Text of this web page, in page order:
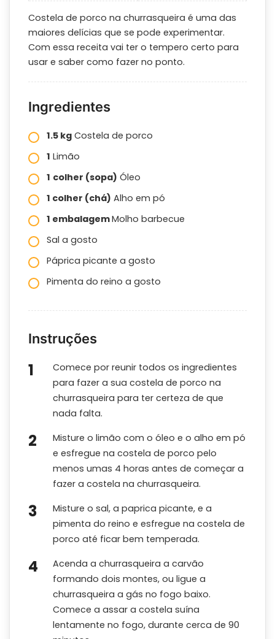
Costela de porco na churrasqueira é uma das
maiores delícias que se pode experimentar.
Com essa receita vai ter o tempero certo para
usar e saber como fazer no ponto.
Ingredientes
1.5 kg Costela de porco
1 Limão
1 colher (sopa) Óleo
1 colher (chá) Alho em pó
1 embalagemMolho barbecue
Sal a gosto
Páprica picante a gosto
Pimenta do reino a gosto
Instruções
Comece por reunir todos os ingredientes
para fazer a sua costela de porco na
churrasqueira para ter certeza de que
nada falta.
Misture o limão com o óleo e o alho em pó
e esfregue na costela de porco pelo
menos umas 4 horas antes de começar a
fazer a costela na churrasqueira.
Misture o sal, a paprica picante, e a
pimenta do reino e esfregue na costela de
porco até ficar bem temperada.
Acenda a churrasqueira a carvão
formando dois montes, ou ligue a
churrasqueira a gás no fogo baixo.
Comece a assar a costela suína
lentamente no fogo, durante cerca de 90